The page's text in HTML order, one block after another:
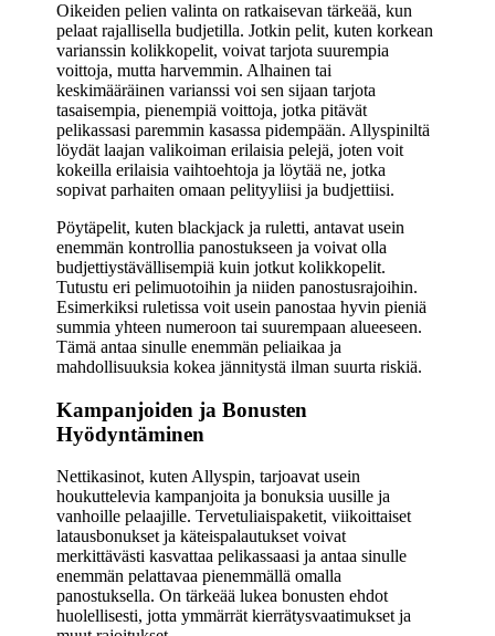
Oikeiden pelien valinta on ratkaisevan tärkeää, kun
pelaat rajallisella budjetilla. Jotkin pelit, kuten korkean
varianssin kolikkopelit, voivat tarjota suurempia
voittoja, mutta harvemmin. Alhainen tai
keskimääräinen varianssi voi sen sijaan tarjota
tasaisempia, pienempiä voittoja, jotka pitävät
pelikassasi paremmin kasassa pidempään. Allyspiniltä
löydät laajan valikoiman erilaisia pelejä, joten voit
kokeilla erilaisia vaihtoehtoja ja löytää ne, jotka
sopivat parhaiten omaan pelityyliisi ja budjettiisi.
Pöytäpelit, kuten blackjack ja ruletti, antavat usein
enemmän kontrollia panostukseen ja voivat olla
budjettiystävällisempiä kuin jotkut kolikkopelit.
Tutustu eri pelimuotoihin ja niiden panostusrajoihin.
Esimerkiksi ruletissa voit usein panostaa hyvin pieniä
summia yhteen numeroon tai suurempaan alueeseen.
Tämä antaa sinulle enemmän peliaikaa ja
mahdollisuuksia kokea jännitystä ilman suurta riskiä.
Kampanjoiden ja Bonusten
Hyödyntäminen
Nettikasinot, kuten Allyspin, tarjoavat usein
houkuttelevia kampanjoita ja bonuksia uusille ja
vanhoille pelaajille. Tervetuliaispaketit, viikoittaiset
latausbonukset ja käteispalautukset voivat
merkittävästi kasvattaa pelikassaasi ja antaa sinulle
enemmän pelattavaa pienemmällä omalla
panostuksella. On tärkeää lukea bonusten ehdot
huolellisesti, jotta ymmärrät kierrätysvaatimukset ja